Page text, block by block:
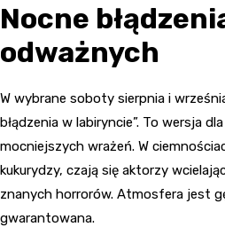
Nocne
odważnych
W wybrane soboty sierpnia i
błądzenia w labiryncie”. To wersja
mocniejszych wrażeń. W
kukurydzy, czają się aktorzy
znanych horrorów. Atmosfera jest
gwarantowana.